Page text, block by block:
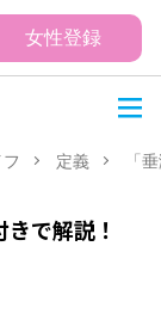
女性登録
定義 「
で解説！